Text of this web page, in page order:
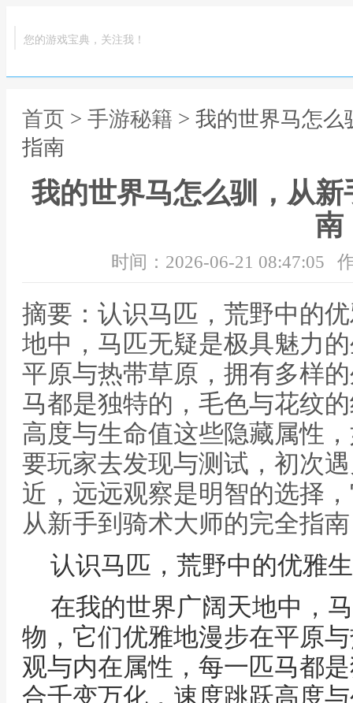
您的游戏宝典，关注我！
首页 > 手游秘籍 > 我的世界马怎
指南
我的世界马怎么驯，从
南
时间：2026-06-21 08:47:05
摘要：认识马匹，荒野中的
地中，马匹无疑是极具魅力
平原与热带草原，拥有多样
马都是独特的，毛色与花纹
高度与生命值这些隐藏属性
要玩家去发现与测试，初次
近，远远观察是明智的选择
从新手到骑术大师的完全指南
认识马匹，荒野中的优雅
在我的世界广阔天地中，
物，它们优雅地漫步在平原
观与内在属性，每一匹马都
合千变万化，速度跳跃高度